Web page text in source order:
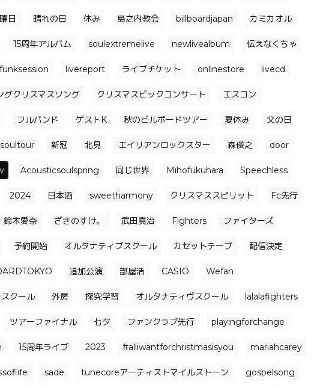
日 晴れの日 休み 島之内教会 billboardjapan カミカオル
15周年アルバム soulextremelive newlivealbum 伝えなくちゃ
livereport ライブチケット onlinestore livecd
グクリスマスソング クリスマスビックコンサート エスコン
フルバンド ゲストK 秋のビルボードツアー 夏休み 父の日
新冠 北見 エイリアンロックスター 森俊之 door
Acousticsoulspring 同じ世界 Mihofukuhara Speechless
2024 日本酒 sweetharmony クリスマススピリット Fc先行
鈴木愛奈 ざきのすけ。 武田真治 Fighters ファイターズ
予約開始 オルタナティブスクール カセットテープ 配信決定
追加公演 部屋活 CASIO Wefan
クール 外房 探究学習 オルタナティヴスクール lalalafighters
ツアーファイナル 七夕 ファンクラブ先行 playingforchange
15周年ライブ 2023 #alliwantforchristmasisyou mariahcarey
sade tunecoreアーティストマイルストーン gospelsong